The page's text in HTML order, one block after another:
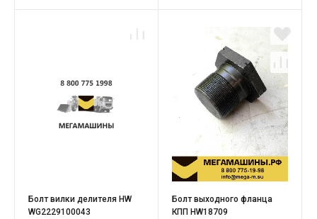
Болт вилки делителя HW
WG2229100043
Болт выходного фланца
КПП HW18709